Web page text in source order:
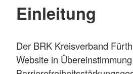
Einleitung
Der BRK Kreisverband
Website in